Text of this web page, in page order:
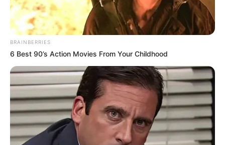
Nome
E-mail*
Mensagem*
BRAINBERRIES
6 Best 90’s Action Movies From Your Childhood